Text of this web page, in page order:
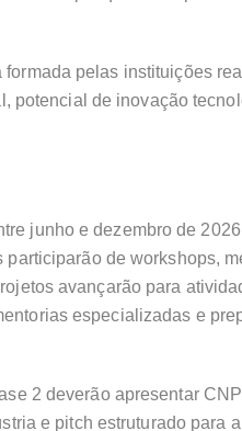
pelas instituições
potencial de inovação
junho e dezembro de
de workshops,
avançarão para
especializadas e
2 deverão apresentar
e pitch estruturado para